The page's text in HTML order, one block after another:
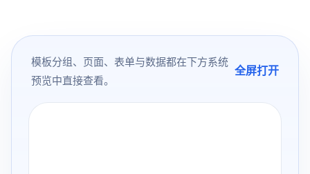
模板分组、页面、表单与数据都在下方系统
预览中直接查看。
全屏打开